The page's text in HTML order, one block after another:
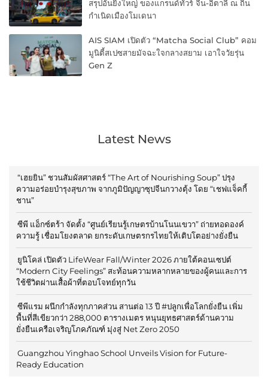
สรุปอันยิ่งใหญ่ ของแกรนด์ทัวร์ จีน-อิตาลี ณ ถิ่น
กำเนิดเมืองโมเดนา
AIS SIAM เปิดตัว “Matcha Social Club” คอม
มูนิตี้สเปซสายมัจฉะใจกลางสยาม เอาใจวัยรุ่น
Gen Z
Latest News
“เฮยยิน” ชวนสัมผัสศาสตร์ “The Art of Nourishing Soup” ปรุง
ความอร่อยบำรุงสุขภาพ จากภูมิปัญญาซุปจีนกวางตุ้ง โดย “เชฟแจ็คกี้
ชาน”
ซีพี แอ็กซ์ตร้า จัดตั้ง “ศูนย์เรียนรู้เกษตรบ้านโนนเขวา” ถ่ายทอดองค์
ความรู้ เชื่อมโยงตลาด ยกระดับเกษตรกรไทยให้เติบโตอย่างยั่งยืน
ยูนิโคล่ เปิดตัว LifeWear Fall/Winter 2026 ภายใต้คอนเซปต์
“Modern City Feelings” สะท้อนความหลากหลายของผู้คนและการ
ใช้ชีวิตผ่านเสื้อผ้าที่ตอบโจทย์ทุกวัน
ซีพีแรม ผนึกกำลังทุกภาคส่วน สานต่อ 13 ปี #ปลูกเพื่อโลกยั่งยืน เพิ่ม
พื้นที่สีเขียวกว่า 288,000 ตารางเมตร หนุนยุทธศาสตร์ด้านความ
ยั่งยืนเครือเจริญโภคภัณฑ์ มุ่งสู่ Net Zero 2050
Guangzhou Yinghao School Unveils Vision for Future-
Ready Education